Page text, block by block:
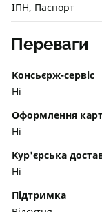
ІПН, Паспорт
Переваги
Консьєрж-сервіс
Ні
Оформлення
Ні
Кур'єрська
Ні
Підтримка